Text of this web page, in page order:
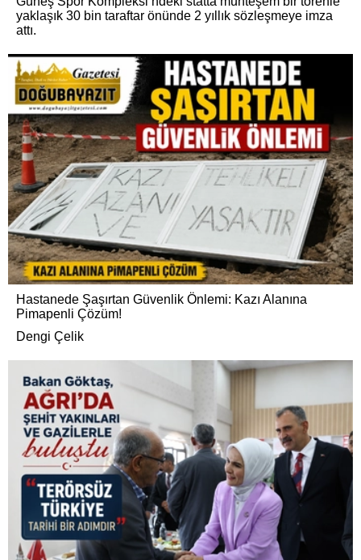
yaklaşık 30 bin taraftar önünde 2 yıllık sözleşmeye imza
attı.
Hastanede Şaşırtan Güvenlik Önlemi: Kazı Alanına
Pimapenli Çözüm!
Dengi Çelik